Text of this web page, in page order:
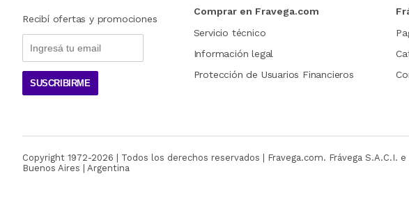
Recibí ofertas y promociones
SUSCRIBIRME
Comprar en Fravega.com
Servicio técnico
Información legal
Protección de Usuarios Financieros
Copyright 1972-2026 | Todos los derechos reservados | Fravega.com. Frávega S.A.C.I. e
Buenos Aires | Argentina